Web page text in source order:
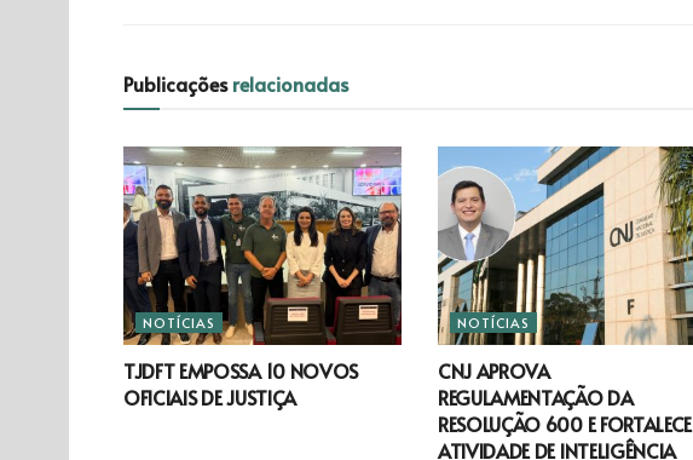
Publicaçõesrelacionadas
NOTÍCIAS
TJDFT EMPOSSA 10 NOVOS
OFICIAIS DE JUSTIÇA
NOTÍCIAS
CNJ APROVA
REGULAMENTAÇÃO DA
RESOLUÇÃO 600 E FORTALECE
ATIVIDADE DE INTELIGÊNCIA